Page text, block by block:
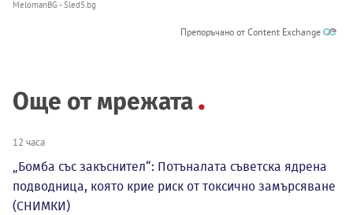
MelomanBG - Sled5.bg
Препоръчано от Content Exchange
Още от мрежата
12 часа
„Бомба със закъснител“: Потъналата съветска ядрена
подводница, която крие риск от токсично замърсяване
(СНИМКИ)